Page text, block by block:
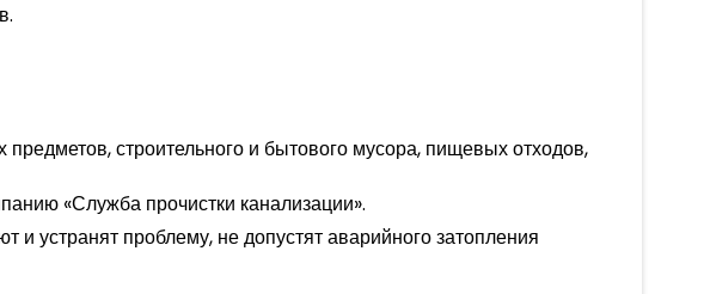
строительного и бытового мусора, пищевых отходов,
«Служба прочистки канализации».
устранят проблему, не допустят аварийного затопления